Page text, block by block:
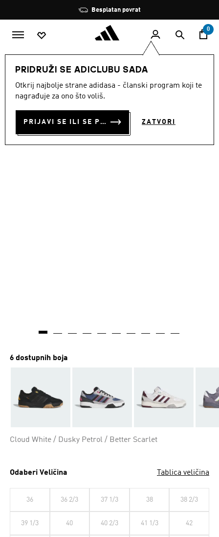
Zaustavi
rotaciju
Besplatan povrat
0
PRIDRUŽI SE ADICLUBU SADA
Otkrij najbolje strane adidasa - članski program koji te
nagrađuje za ono što voliš.
PRIJAVI SE ILI SE PRIDRUŽI SADA ZATVORI
MODNE MARKE
TENISICE TEKKIRA CUP
€ 100.00
6 dostupnih boja
Cloud White / Dusky Petrol / Better Scarlet
Odaberi Veličina Tablica veličina
36 36 2/3 37 1/3 38 38 2/3
39 1/3 40 40 2/3 41 1/3 42